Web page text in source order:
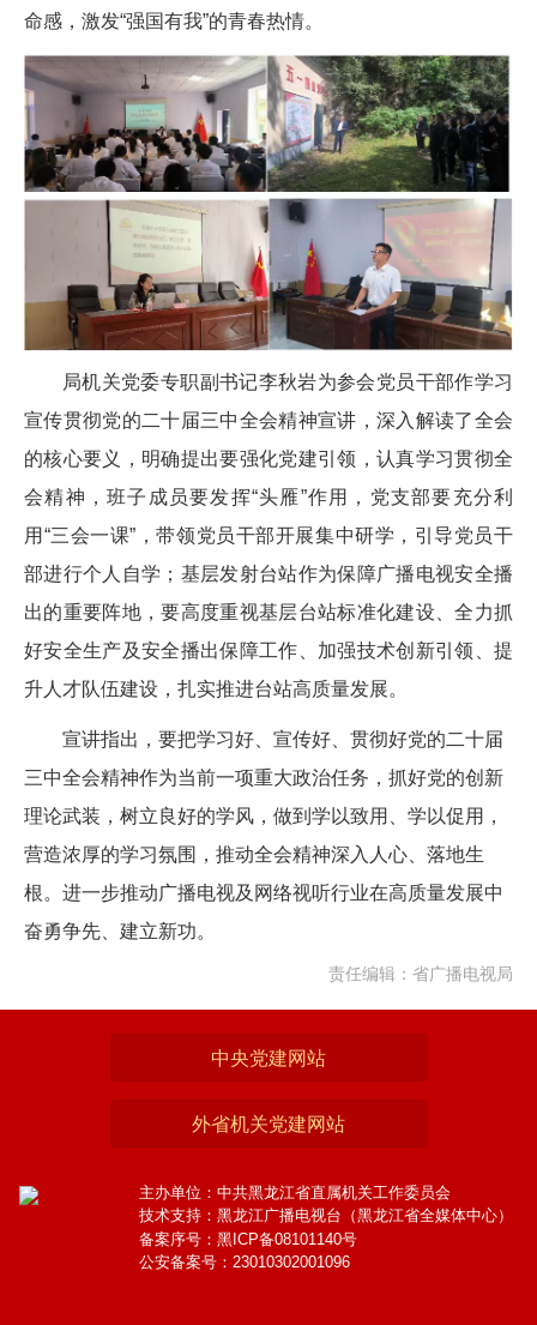
命感，激发“强国有我”的青春热情。
局机关党委专职副书记李秋岩为参会党员干部作学习
宣传贯彻党的二十届三中全会精神宣讲，深入解读了全会
的核心要义，明确提出要强化党建引领，认真学习贯彻全
会精神，班子成员要发挥“头雁”作用，党支部要充分利
用“三会一课”，带领党员干部开展集中研学，引导党员干
部进行个人自学；基层发射台站作为保障广播电视安全播
出的重要阵地，要高度重视基层台站标准化建设、全力抓
好安全生产及安全播出保障工作、加强技术创新引领、提
升人才队伍建设，扎实推进台站高质量发展。
宣讲指出，要把学习好、宣传好、贯彻好党的二十届
三中全会精神作为当前一项重大政治任务，抓好党的创新
理论武装，树立良好的学风，做到学以致用、学以促用，
营造浓厚的学习氛围，推动全会精神深入人心、落地生
根。进一步推动广播电视及网络视听行业在高质量发展中
奋勇争先、建立新功。
责任编辑：省广播电视局
中央党建网站
外省机关党建网站
主办单位：中共黑龙江省直属机关工作委员会
技术支持：黑龙江广播电视台（黑龙江省全媒体中心）
备案序号：黑ICP备08101140号
公安备案号：23010302001096